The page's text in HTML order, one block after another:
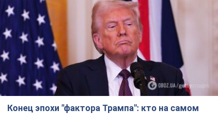
Конец эпохи "фактора Трампа": кто на самом